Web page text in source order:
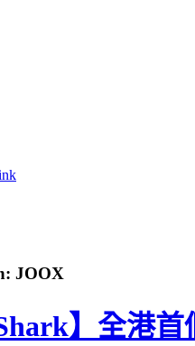
JOOX
Shark】全港